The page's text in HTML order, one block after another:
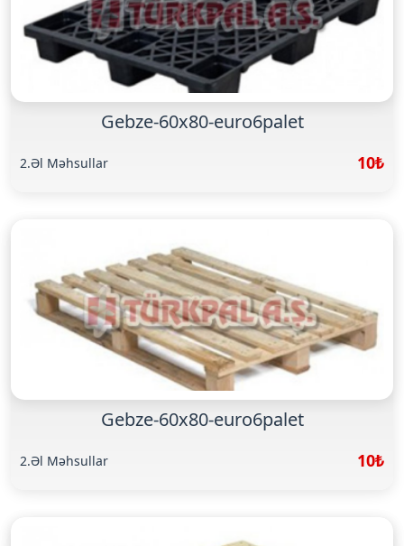
Gebze-60x80-euro6palet
2.Əl Məhsullar 10₺
Gebze-60x80-euro6palet
2.Əl Məhsullar 10₺